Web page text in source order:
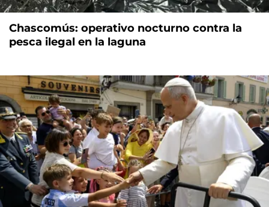
Chascomús: operativo nocturno contra la
pesca ilegal en la laguna